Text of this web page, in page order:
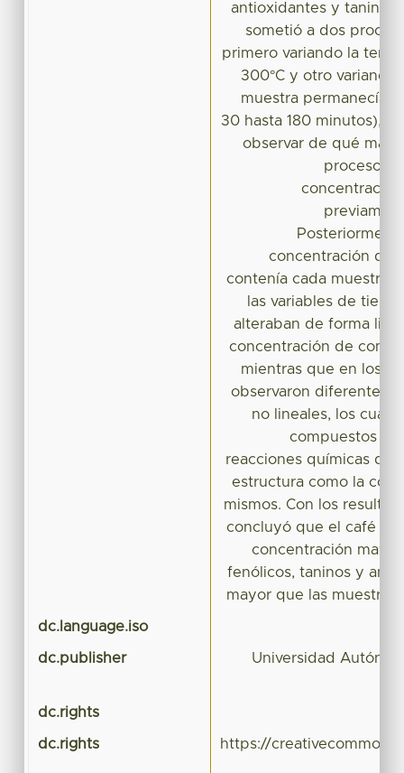
antioxidantes y taninos.
sometió a dos
primero variando la
300°C y otro
muestra permanecía
30 hasta 180 minutos),
observar de qué
procesos
concentración de
contenía cada muestra
las variables de
alteraban de forma
concentración de
mientras que en los
observaron diferentes
no lineales, los
compuestos
reacciones químicas
estructura como la
mismos. Con los
concluyó que el café
concentración
fenólicos, taninos y
mayor que las muestras
dc.language.iso
dc.publisher Universidad
dc.rights
dc.rights https://